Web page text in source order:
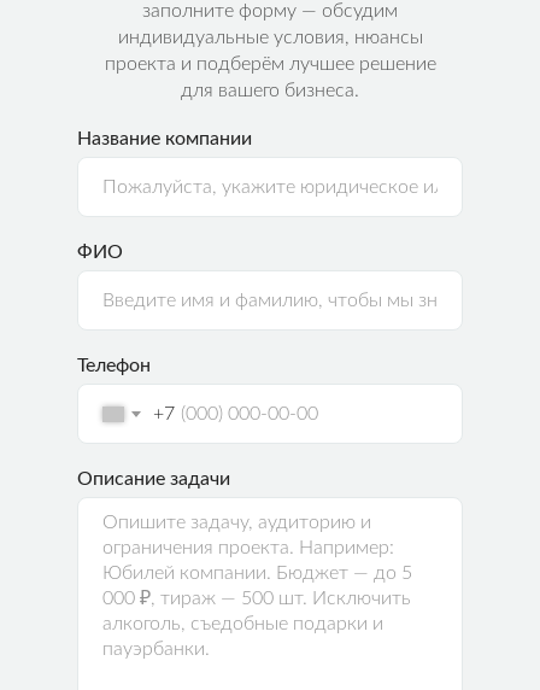
заполните форму — обсудим
индивидуальные условия, нюансы
проекта и подберём лучшее решение
для вашего бизнеса.
Название компании
ФИО
Телефон
+7
Описание задачи